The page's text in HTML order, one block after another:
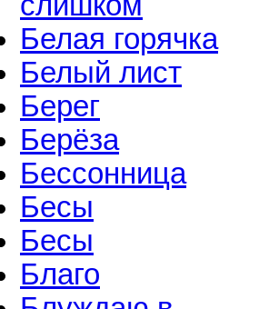
Белая горячка
Белый лист
Берег
Берёза
Бессонница
Бесы
Бесы
Благо